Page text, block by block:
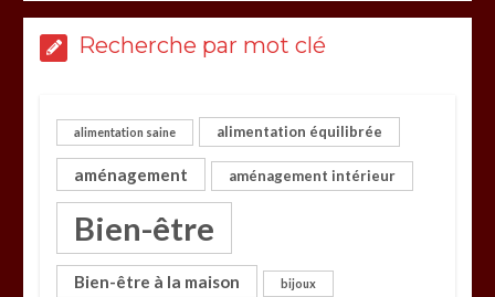
Recherche par mot clé
alimentation saine alimentation équilibrée
aménagement aménagement intérieur
Bien-être
Bien-être à la maison bijoux